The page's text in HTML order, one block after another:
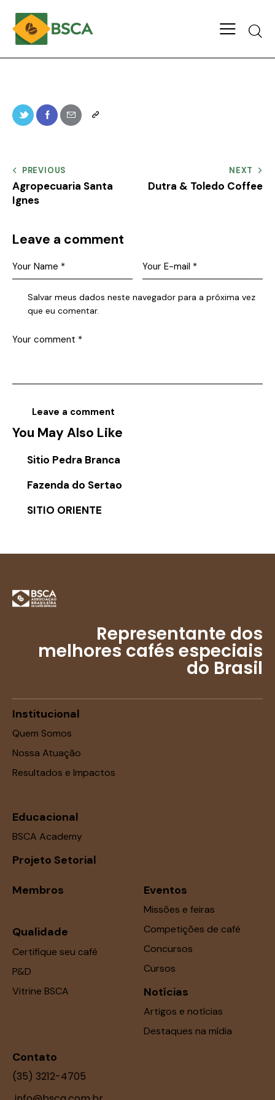
PREVIOUS
Agropecuaria Santa
Ignes
NEXT
Dutra & Toledo Coffee
Leave a comment
Salvar meus dados neste navegador para a próxima vez
que eu comentar.
You May Also Like
Sitio Pedra Branca
Fazenda do Sertao
SITIO ORIENTE
Representante dos
melhores cafés especiais
do Brasil
Institucional
Quem Somos
Nossa Atuação
Resultados e Impactos
Educacional
BSCA Academy
Projeto Setorial
Membros
Qualidade
Certifique seu café
P&D
Vitrine BSCA
Eventos
Missões e feiras
Competições de café
Concursos
Cursos
Notícias
Artigos e notícias
Destaques na mídia
Contato
(35) 3212-4705